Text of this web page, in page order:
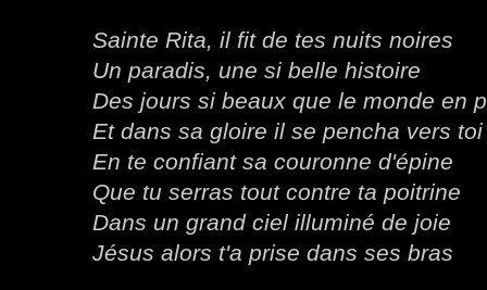
Sainte Rita, il fit de tes nuits noires
Un paradis, une si belle histoire
Des jours si beaux que le monde en
Et dans sa gloire il se pencha vers toi
En te confiant sa couronne d'épine
Que tu serras tout contre ta poitrine
Dans un grand ciel illuminé de joie
Jésus alors t'a prise dans ses bras